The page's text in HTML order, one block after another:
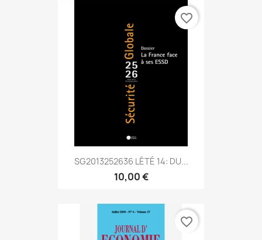
SG2013252636 LÉTÉ 14: DU...
10,00 €
favorite_border
favorite_border